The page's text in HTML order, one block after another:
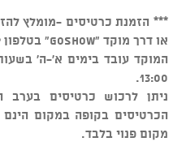
*** הזמנת כרטיסים -מומלץ
או דרך מוקד "GOSHOW" בטלפון 6119* / 036133556
13:00.
ניתן לרכוש כרטיסים בערב
הכרטיסים בקופה במקום
מקום פנוי בלבד.